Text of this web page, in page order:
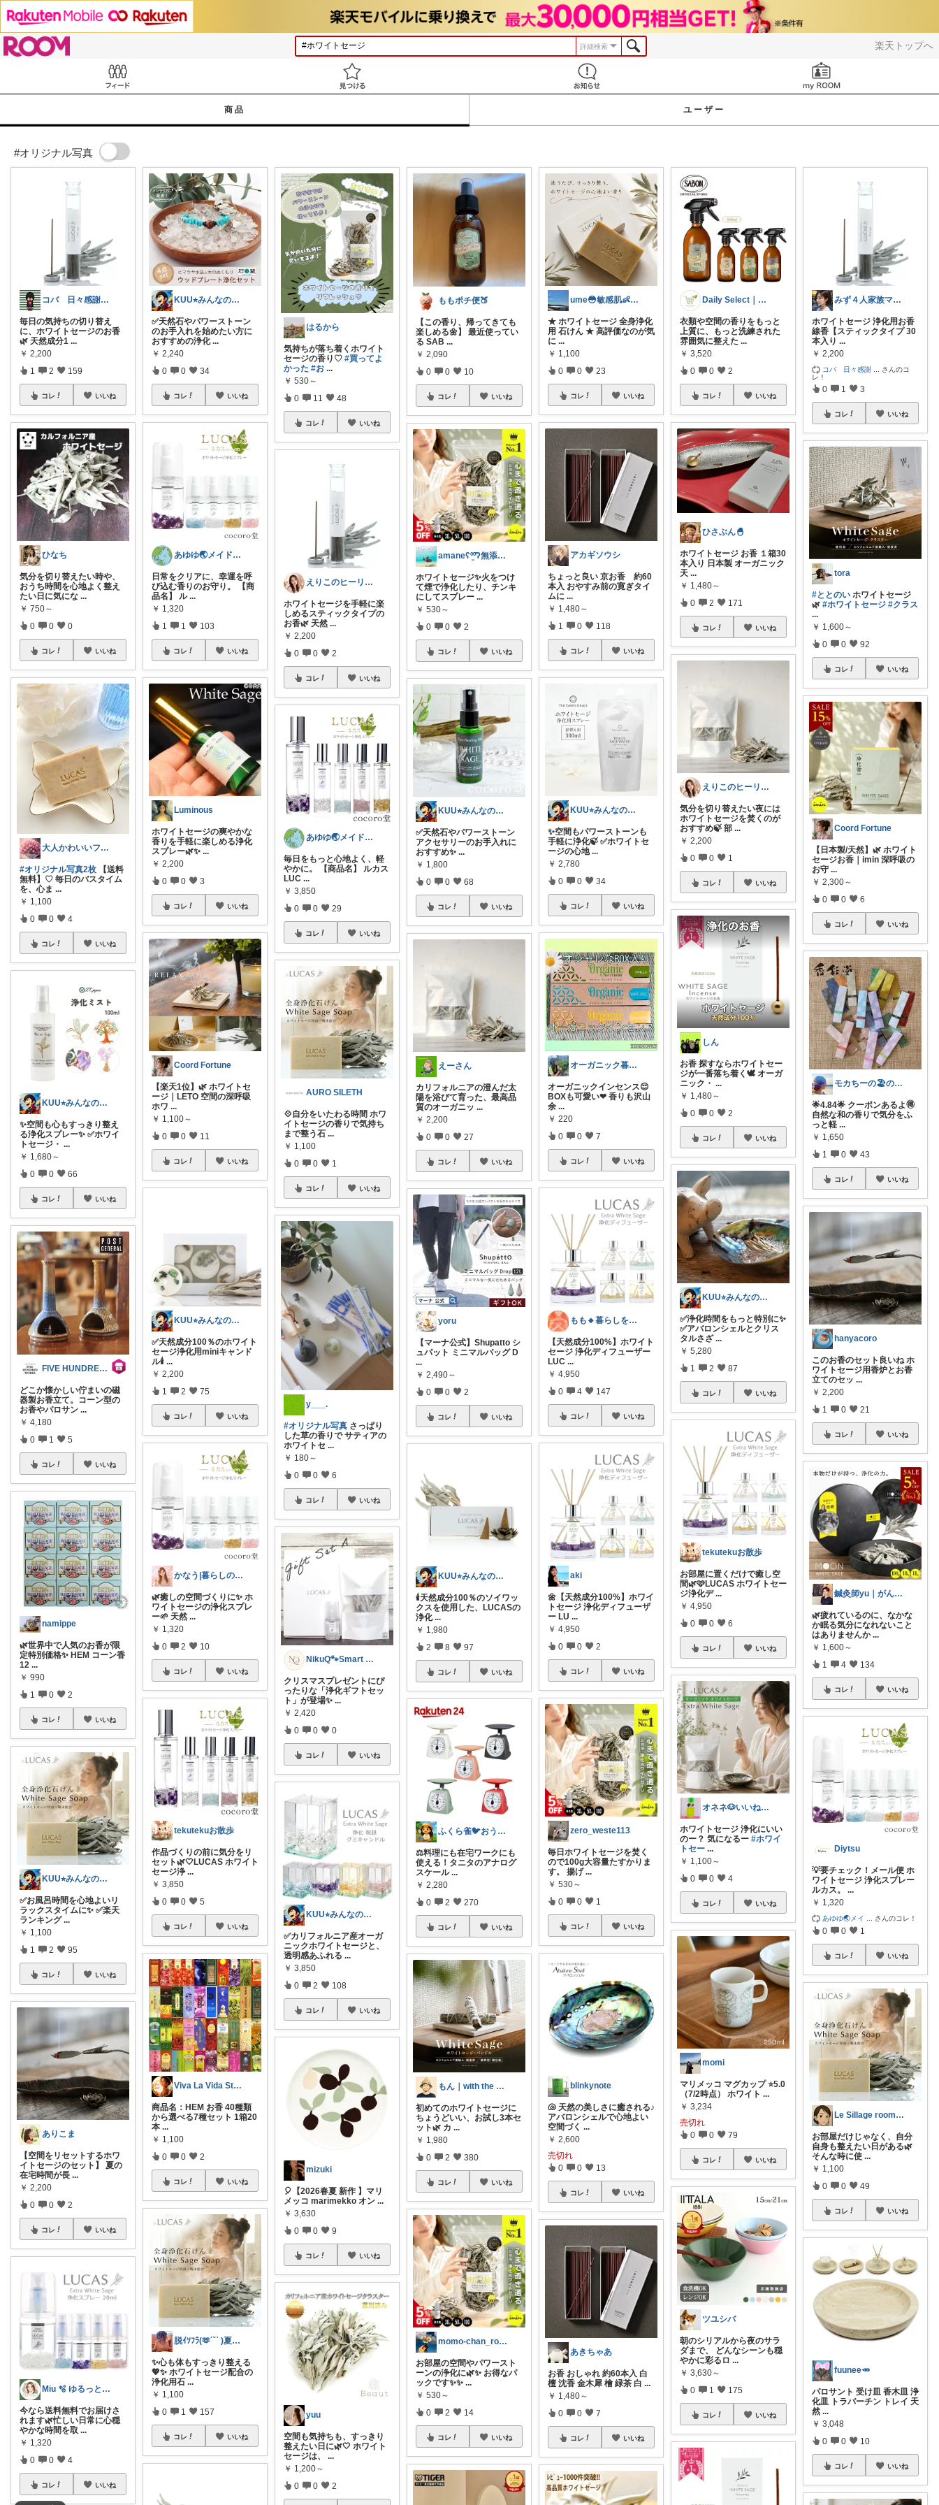
楽天トップへ
詳細検索
商品 ユーザー
#オリジナル写真
コバ 日々感謝✨私のすきなもの帖✨
毎日の気持ちの切り替え
に、ホワイトセージのお香
🌿 天然成分1 ...
￥ 2,200
1 2 159
コレ いいね
ひなち
気分を切り替えたい時や、
おうち時間を心地よく整え
たい日に気にな ...
￥ 750～
0 0 0
コレ いいね
大人かわいいファッションと雑貨＊しえる＊
#オリジナル写真2枚 【送料
無料】♡ 毎日のバスタイム
を、心ま ...
￥ 1,100
0 0 4
コレ いいね
KUU⭐︎みんなの部屋
✨空間も心もすっきり整え
る浄化スプレー✨ ✅ホワイ
トセージ・ ...
￥ 1,680～
0 0 66
コレ いいね
FIVE HUNDRED WORKS.
どこか懐かしい佇まいの磁
器製お香立て。コーン型の
お香やパロサン ...
￥ 4,180
0 1 5
コレ いいね
namippe
🌿世界中で人気のお香が限
定特別価格✨ HEM コーン香
12 ...
￥ 990
1 0 2
コレ いいね
KUU⭐︎みんなの部屋
✅お風呂時間を心地よいリ
ラックスタイムに✨ ✅楽天
ランキング ...
￥ 1,100
1 2 95
コレ いいね
ありこま
【空間をリセットするホワ
イトセージのセット】 夏の
在宅時間が長 ...
￥ 2,200
0 0 2
コレ いいね
Miu 🫧 ゆるっと自分磨き。
今なら送料無料でお届けさ
れます🌿忙しい日常に心穏
やかな時間を取 ...
￥ 1,320
0 0 4
コレ いいね
KUU⭐︎みんなの部屋
✅天然石やパワーストーン
のお手入れを始めたい方に
おすすめの浄化 ...
￥ 2,240
0 0 34
コレ いいね
あゆゆ🌏メイドインジャパン応援中
日常をクリアに、幸運を呼
び込む香りのお守り。 【商
品名】 ル ...
￥ 1,320
1 1 103
コレ いいね
Luminous
ホワイトセージの爽やかな
香りを手軽に楽しめる浄化
スプレー🌿✨...
￥ 2,200
0 0 3
コレ いいね
Coord Fortune
【楽天1位】🌿 ホワイトセ
ージ｜LETO 空間の深呼吸
ホワ ...
￥ 1,100～
0 0 11
コレ いいね
KUU⭐︎みんなの部屋
✅天然成分100％のホワイト
セージ浄化用miniキャンド
ル🕯️ ...
￥ 2,200
1 2 75
コレ いいね
かなう|暮らしの記録🌱
🌿癒しの空間づくりに✨ ホ
ワイトセージの浄化スプレ
ー🌱 天然 ...
￥ 1,320
0 2 10
コレ いいね
tekutekuお散歩
作品づくりの前に気分をリ
セット🌿🤍LUCAS ホワイト
セージ浄 ...
￥ 3,850
0 0 5
コレ いいね
Viva La Vida Studio
商品名：HEM お香 40種類
から選べる7種セット 1箱20
本 ...
￥ 1,100
0 0 2
コレ いいね
脱ｲｿﾌﾗ(🫶´˘` )夏だぜ♡
✨️心も体もすっきり整える
💖✨ ホワイトセージ配合の
浄化用石 ...
￥ 1,100
0 1 157
コレ いいね
はるから
気持ちが落ち着くホワイト
セージの香り♡#買ってよ
かった #お ...
￥ 530～
0 11 48
コレ いいね
えりこのヒーリングROOM
ホワイトセージを手軽に楽
しめるスティックタイプの
お香🌿 天然 ...
￥ 2,200
0 0 2
コレ いいね
あゆゆ🌏メイドインジャパン応援中
毎日をもっと心地よく、軽
やかに。 【商品名】 ルカス
LUC ...
￥ 3,850
0 0 29
コレ いいね
AURO SILETH
💠自分をいたわる時間 ホワ
イトセージの香りで気持ち
まで整う石 ...
￥ 1,100
0 0 1
コレ いいね
y___.
#オリジナル写真 さっぱり
した草の香りで サティアの
ホワイトセ ...
￥ 180～
0 0 6
コレ いいね
NikuQ🐾Smart Choice
クリスマスプレゼントにぴ
ったりな「浄化ギフトセッ
ト」が登場✨...
￥ 2,420
0 0 0
コレ いいね
KUU⭐︎みんなの部屋
✅カリフォルニア産オーガ
ニックホワイトセージと、
透明感あふれる ...
￥ 3,850
0 2 108
コレ いいね
mizuki
🎈【2026春夏 新作 】マリ
メッコ marimekko オン ...
￥ 3,630
0 0 9
コレ いいね
yuu
空間も気持ちも、すっきり
整えたい日に🌿🤍 ホワイト
セージは、
...
￥ 1,200～
0 0 2
ももポチ便🍑
【この香り、帰ってきても
楽しめる🌼】 最近使ってい
る SAB ...
￥ 2,090
0 0 10
コレ いいね
amaneʕº̫͡ºʔ無添加生活
ホワイトセージ✨火をつけ
て煙で浄化したり、チンキ
にしてスプレー ...
￥ 530～
0 0 2
コレ いいね
KUU⭐︎みんなの部屋
✅天然石やパワーストーン
アクセサリーのお手入れに
おすすめ✨...
￥ 1,800
0 0 68
コレ いいね
えーさん
カリフォルニアの澄んだ太
陽を浴びて育った、最高品
質のオーガニッ ...
￥ 2,200
0 0 27
コレ いいね
yoru
【マーナ公式】Shupatto シ
ュパット ミニマルバッグ D
...
￥ 2,490～
0 0 2
コレ いいね
KUU⭐︎みんなの部屋
🕯️天然成分100％のソイワッ
クスを使用した、LUCASの
浄化 ...
￥ 1,980
2 8 97
コレ いいね
ふくら雀🐦おうちしごとラボ
⚖️料理にも在宅ワークにも
使える！タニタのアナログ
スケール...
￥ 2,280
0 2 270
コレ いいね
もん｜with the Soil.
初めてのホワイトセージに
ちょうどいい、お試し3本セ
ット🌿 カ ...
￥ 1,980
0 2 380
コレ いいね
momo-chan_room☘️
お部屋の空間やパワースト
ーンの浄化に🌿✨ お得なパ
ックです✨✨ ...
￥ 530～
0 2 14
コレ いいね
ume😳敏感肌👶🧴👗
★ ホワイトセージ 全身浄化
用 石けん ★ 高評価なのが気
に ...
￥ 1,100
0 0 23
コレ いいね
アカギソウシ
ちょっと良い 京お香 約60
本入 おやすみ前の寛ぎタイ
ムに...
￥ 1,480～
1 0 118
コレ いいね
KUU⭐︎みんなの部屋
✨空間もパワーストーンも
手軽に浄化🍃 ✅ホワイトセ
ージの心地 ...
￥ 2,780
0 0 34
コレ いいね
オーガニック暮らしと雑貨の小部屋☀️🌴
オーガニックインセンス😌
BOXも可愛い❤︎ 香りも沢山
余 ...
￥ 220
0 0 7
コレ いいね
もも🔸暮らしを充実させるものたち🔸
【天然成分100%】ホワイト
セージ 浄化ディフューザー
LUC ...
￥ 4,950
0 4 147
コレ いいね
aki
🌼【天然成分100%】ホワイ
トセージ 浄化ディフューザ
ー LU ...
￥ 4,950
0 0 2
コレ いいね
zero_weste113
毎日ホワイトセージを焚く
ので100g大容量たすかりま
す。 揚げ ...
￥ 530～
0 0 1
コレ いいね
blinkynote
🐚 天然の美しさに癒される♪
アバロンシェルで心地よい
空間づく ...
￥ 2,600
売切れ
0 0 13
コレ いいね
あきちゃあ
お香 おしゃれ 約60本入 白
檀 沈香 金木犀 檜 緑茶 白 ...
￥ 1,480～
0 0 7
コレ いいね
Daily Select｜日用品・食品
衣類や空間の香りをもっと
上質に、もっと洗練された
雰囲気に整えた ...
￥ 3,520
0 0 2
コレ いいね
ひさぶん🐣
ホワイトセージ お香 １箱30
本入り 日本製 オーガニック
天 ...
￥ 1,480～
0 2 171
コレ いいね
えりこのヒーリングROOM
気分を切り替えたい夜には
ホワイトセージを焚くのが
おすすめ🍃 部 ...
￥ 2,200
0 0 1
コレ いいね
しん
お香 探すならホワイトセー
ジが一番落ち着く🕊️ オーガ
ニック・ ...
￥ 1,480～
0 0 2
コレ いいね
KUU⭐︎みんなの部屋
✅浄化時間をもっと特別に✨
✅アバロンシェルとクリス
タルさざ ...
￥ 5,280
1 2 87
コレ いいね
tekutekuお散歩
お部屋に置くだけで癒し空
間🌿🩷LUCAS ホワイトセー
ジ浄化デ ...
￥ 4,950
0 0 6
コレ いいね
オネネ🐶いいね購入ありがとう😊❤
ホワイトセージ 浄化にいい
のー？ 気になるー#ホワイ
トセー ...
￥ 1,100～
0 0 4
コレ いいね
momi
マリメッコ マグカップ ⭐️5.0
（7/2時点） ホワイト ...
￥ 3,234
売切れ
0 0 79
コレ いいね
ツユシバ
朝のシリアルから夜のサラ
ダまで、 どんなシーンも穏
やかに彩るロ ...
￥ 3,630～
0 1 175
コレ いいね
みず４人家族ママ★３０代子育て奮闘中🙆
ホワイトセージ 浄化用お香
線香【スティックタイプ 30
本入り ...
￥ 2,200
コバ 日々感謝
さんのコ
レ！
0 1 3
コレ いいね
tora
#ととのい ホワイトセージ
🌿#ホワイトセージ #クラス
...
￥ 1,600～
0 0 92
コレ いいね
Coord Fortune
【日本製/天然】🌿 ホワイト
セージお香｜imin 深呼吸の
お守 ...
￥ 2,300～
0 0 6
コレ いいね
モカちーの🏖️のんびりライフ🐈✨
🌟4.84🌟 クーポンあるよ🉐
自然な和の香りで気分をふ
っと軽 ...
￥ 1,650
1 0 43
コレ いいね
hanyacoro
このお香のセット良いね ホ
ワイトセージ用香炉とお香
立てのセッ ...
￥ 2,200
1 0 21
コレ いいね
鍼灸師yu｜がんばりすぎない整え習慣
🌿疲れているのに、なかな
か眠る気分になれないこと
はありませんか ...
￥ 1,600～
1 4 134
コレ いいね
Diytsu
💡要チェック！メール便 ホ
ワイトセージ 浄化スプレー
ルカス。
...
￥ 1,320
あゆゆ🌏メイ さんのコレ！
0 0 1
コレ いいね
Le Sillage room 🌿
お部屋だけじゃなく、自分
自身も整えたい日がある🌿
そんな時に使 ...
￥ 1,100
0 0 49
コレ いいね
fuunee🥕
パロサント 受け皿 香木皿 浄
化皿 トラバーチン トレイ 天
然 ...
￥ 3,048
0 0 10
コレ いいね